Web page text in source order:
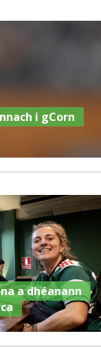
i gCorn
a dhéanann